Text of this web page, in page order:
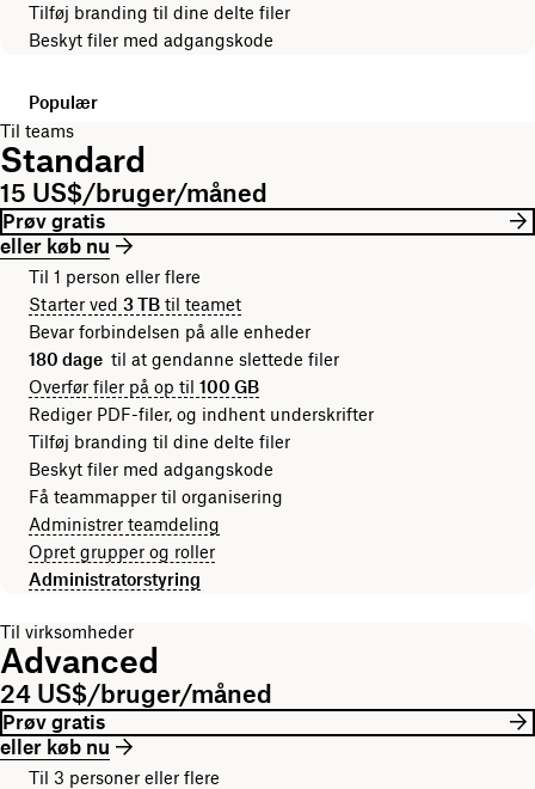
Tilføj branding til dine delte filer
Beskyt filer med adgangskode
Populær
Til teams
Standard
15 US$/bruger/måned
Prøv gratis
eller køb nu
Til 1 person eller flere
Starter ved 3 TB til teamet
Bevar forbindelsen på alle enheder
180 dage til at gendanne slettede filer
Overfør filer på op til 100 GB
Rediger PDF-filer, og indhent underskrifter
Tilføj branding til dine delte filer
Beskyt filer med adgangskode
Få teammapper til organisering
Administrer teamdeling
Opret grupper og roller
Administratorstyring
Til virksomheder
Advanced
24 US$/bruger/måned
Prøv gratis
eller køb nu
Til 3 personer eller flere